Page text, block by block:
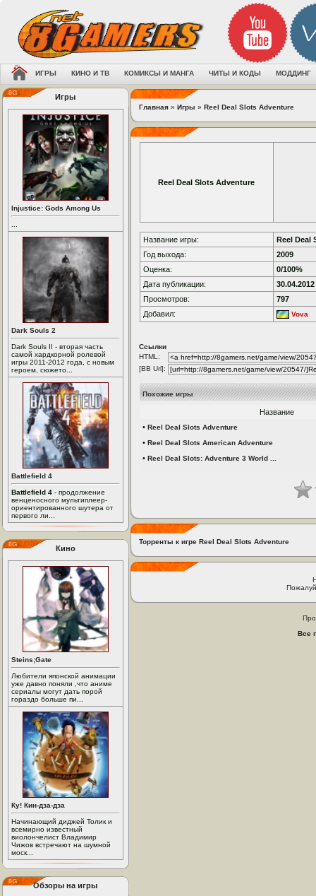
ИГРЫ КИНО И ТВ КОМИКСЫ И МАНГА ЧИТЫ И КОДЫ МОДДИНГ
Игры
Injustice: Gods Among Us
Dark Souls 2
Dark Souls II - вторая часть
самой хардкорной ролевой
игры 2011-2012 года, с новым
героем, сюжето...
Battlefield 4
Battlefield 4 - продолжение
венценосного мультиплеер-
ориентированного шутера от
первого ли...
Кино
Steins;Gate
Любители японской анимации
уже давно поняли ,что аниме
сериалы могут дать порой
гораздо больше пи...
Ку! Кин-дза-дза
Начинающий диджей Толик и
всемирно известный
виолончелист Владимир
Чижов встречают на шумной
моск...
Обзоры на игры
Главная » Игры » Reel Deal Slots Adventure
Reel Deal Slots Adventure
Название игры:
Reel Deal
Год выхода:
2009
Оценка:
0/100%
Дата публикации:
30.04.2012
Просмотров:
797
Добавил:
Vova
Ссылки
HTML:
[BB Url]:
Похожие игры
Название
• Reel Deal Slots Adventure
• Reel Deal Slots American Adventure
• Reel Deal Slots: Adventure 3 World ...
Торренты к игре Reel Deal Slots Adventure
Все